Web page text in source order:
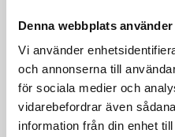
Denna webbplats
Vi använder
och annonserna till
för sociala medier och
vidarebefordrar även
information från din enhet
XXL/3XL/4XL : Längd 35
DU KANSKE OCKSÅ